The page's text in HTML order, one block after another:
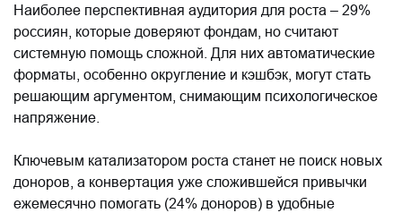
Наиболее перспективная аудитория для роста – 29%
россиян, которые доверяют фондам, но считают
системную помощь сложной. Для них автоматические
форматы, особенно округление и кэшбэк, могут стать
решающим аргументом, снимающим психологическое
напряжение.
Ключевым катализатором роста станет не поиск новых
доноров, а конвертация уже сложившейся привычки
ежемесячно помогать (24% доноров) в удобные